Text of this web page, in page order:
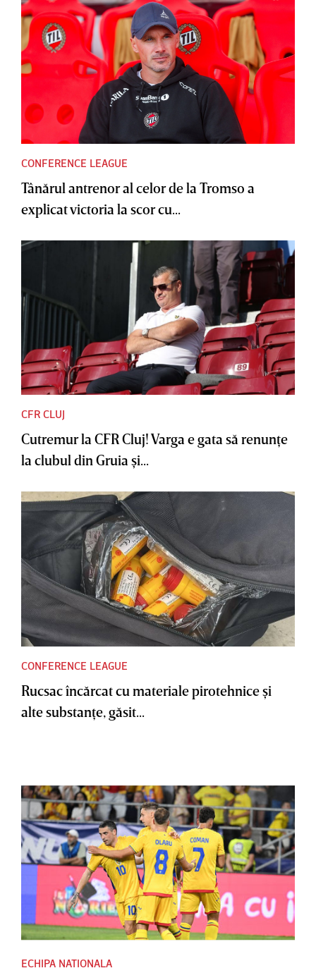
CONFERENCE LEAGUE
Tânărul antrenor al celor de la Tromso a
explicat victoria la scor cu...
CFR CLUJ
Cutremur la CFR Cluj! Varga e gata să renunţe
la clubul din Gruia şi...
CONFERENCE LEAGUE
Rucsac încărcat cu materiale pirotehnice şi
alte substanţe, găsit...
ECHIPA NATIONALA